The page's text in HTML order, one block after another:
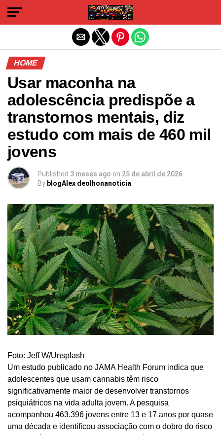
HOME
Usar maconha na
adolescência predispõe a
transtornos mentais, diz
estudo com mais de 460 mil
jovens
Published 3 meses ago on 25 de abril de 2026
By blogAlex deolhonanoticia
Foto: Jeff W/Unsplash
Um estudo publicado no JAMA Health Forum indica que
adolescentes que usam cannabis têm risco
significativamente maior de desenvolver transtornos
psiquiátricos na vida adulta jovem. A pesquisa
acompanhou 463.396 jovens entre 13 e 17 anos por quase
uma década e identificou associação com o dobro do risco
Sair da versão mobile